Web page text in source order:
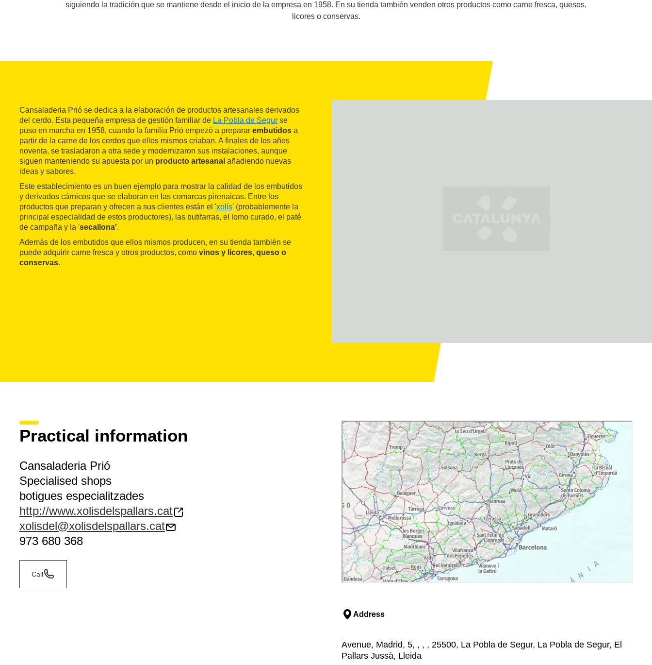
siguiendo la tradición que se mantiene desde el inicio de la empresa en 1958. En su tienda también venden otros productos como carne fresca, quesos,
licores o conservas.
Cansaladeria Prió se dedica a la elaboración de productos artesanales derivados
del cerdo. Esta pequeña empresa de gestión familiar de La Pobla de Segur se
puso en marcha en 1958, cuando la familia Prió empezó a preparar embutidos a
partir de la carne de los cerdos que ellos mismos criaban. A finales de los años
noventa, se trasladaron a otra sede y modernizaron sus instalaciones, aunque
siguen manteniendo su apuesta por un producto artesanal añadiendo nuevas
ideas y sabores.
Este establecimiento es un buen ejemplo para mostrar la calidad de los embutidos
y derivados cárnicos que se elaboran en las comarcas pirenaicas. Entre los
productos que preparan y ofrecen a sus clientes están el 'xolís' (probablemente la
principal especialidad de estos productores), las butifarras, el lomo curado, el paté
de campaña y la 'secallona'.
Además de los embutidos que ellos mismos producen, en su tienda también se
puede adquirir carne fresca y otros productos, como vinos y licores, queso o
conservas.
Practical information
Cansaladeria Prió
Specialised shops
botigues especialitzades
http://www.xolisdelspallars.cat
xolisdel@xolisdelspallars.cat
973 680 368
Call
Address
Avenue, Madrid, 5, , , , 25500, La Pobla de Segur, La Pobla de Segur, El
Pallars Jussà, Lleida